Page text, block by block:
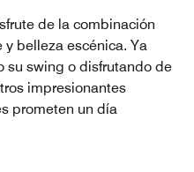
de la combinación
belleza escénica. Ya
su swing o disfrutando de
impresionantes
prometen un día